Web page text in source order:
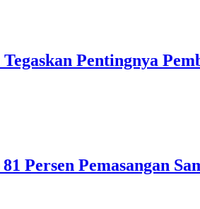
Pentingnya
Persen Pemasangan